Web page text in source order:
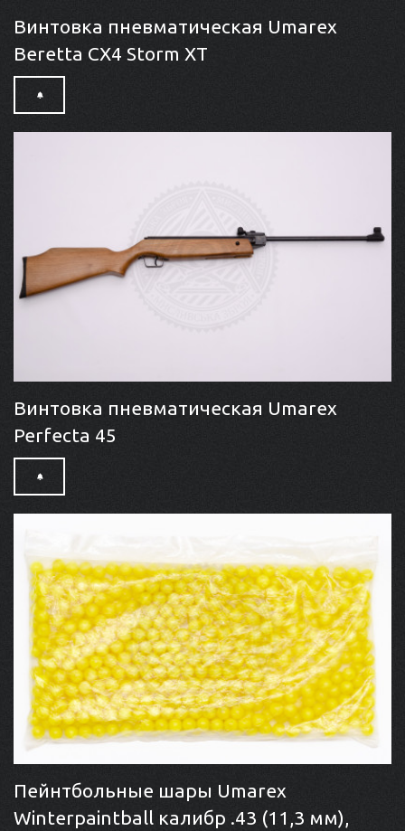
Винтовка пневматическая Umarex
Beretta CX4 Storm XT
Винтовка пневматическая Umarex
Perfecta 45
Пейнтбольные шары Umarex
Winterpaintball калибр .43 (11,3 мм),